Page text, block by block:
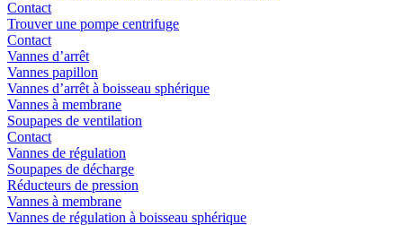
Contact
Trouver une pompe centrifuge
Contact
Vannes d’arrêt
Vannes papillon
Vannes d’arrêt à boisseau sphérique
Vannes à membrane
Soupapes de ventilation
Contact
Vannes de régulation
Soupapes de décharge
Réducteurs de pression
Vannes à membrane
Vannes de régulation à boisseau sphérique